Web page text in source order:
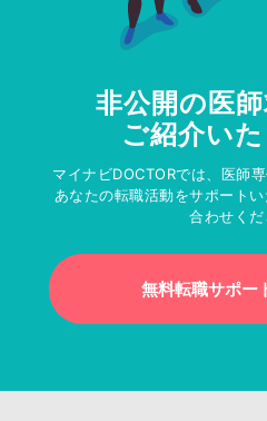
非公開の医
ご紹介いた
マイナビDOCTORでは、医師
あなたの転職活動をサポート
合わせくだ
無料転職サポー